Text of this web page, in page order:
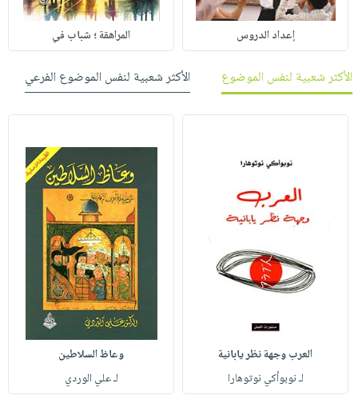
إعداد الدروس المراهقة ؛ شباب في
الأكثر شعبية لنفس الموضوع الأكثر شعبية لنفس الموضوع الفرعي
العرب وجهة نظر يابانية
لـ نوبوأكي نوتوهارا
وعاظ السلاطين
لـ علي الوردي